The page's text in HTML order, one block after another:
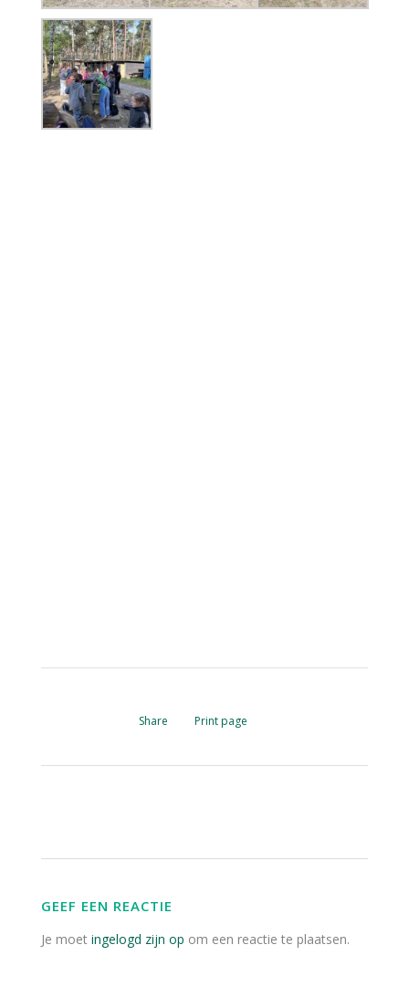
Share Print page
GEEF EEN REACTIE
Je moet ingelogd zijn op om een reactie te plaatsen.